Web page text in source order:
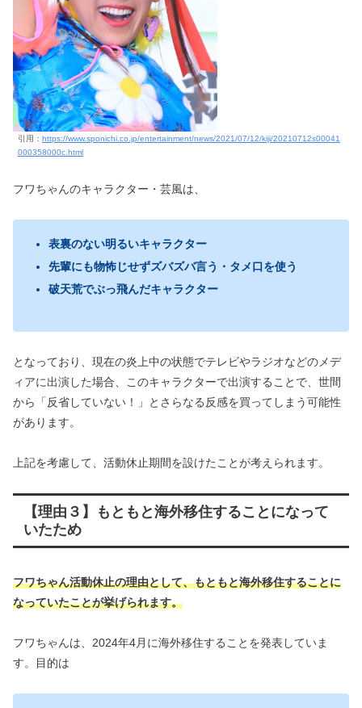
引用： https://www.sponichi.co.jp/entertainment/news/2021/07/12/kiji/20210712s00041
000358000c.html
フワちゃんのキャラクター・芸風は、
表裏のない明るいキャラクター
先輩にも物怖じせずズバズバ言う・タメ口を使う
破天荒でぶっ飛んだキャラクター
となっており、現在の炎上中の状態でテレビやラジオなどのメデ
ィアに出演した場合、このキャラクターで出演することで、世間
から「反省していない！」とさらなる反感を買ってしまう可能性
があります。
上記を考慮して、活動休止期間を設けたことが考えられます。
【理由３】もともと海外移住することになって
いたため
フワちゃん活動休止の理由として、もともと海外移住することに
なっていたことが挙げられます。
フワちゃんは、2024年4月に海外移住することを発表していま
す。目的は